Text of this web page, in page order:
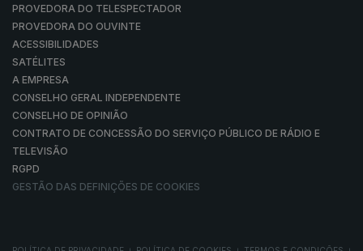
PROVEDORA DO TELESPECTADOR
PROVEDORA DO OUVINTE
ACESSIBILIDADES
SATÉLITES
A EMPRESA
CONSELHO GERAL INDEPENDENTE
CONSELHO DE OPINIÃO
CONTRATO DE CONCESSÃO DO SERVIÇO PÚBLICO DE RÁDIO E
TELEVISÃO
RGPD
GESTÃO DAS DEFINIÇÕES DE COOKIES